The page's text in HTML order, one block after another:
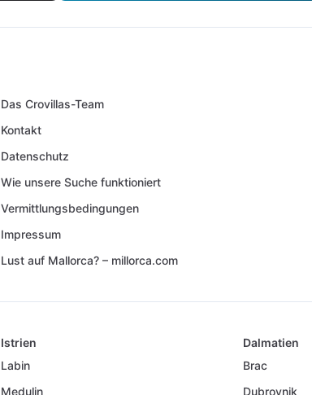
Das Crovillas-Team
Kontakt
Datenschutz
Wie unsere Suche funktioniert
Vermittlungsbedingungen
Impressum
Lust auf Mallorca? – millorca.com
Istrien
Labin
Medulin
Dalmatien
Brac
Dubrovnik